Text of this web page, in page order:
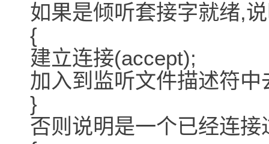
如果是倾听套接字就绪,
{
建立连接(accept);
加入到监听文件描述符中
}
否则说明是一个已经连接